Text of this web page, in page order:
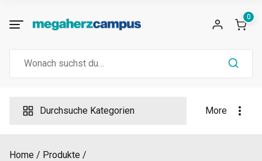
0
Durchsuche Kategorien More
Home
Produkte